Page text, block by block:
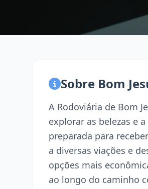
Sobre Bom
A Rodoviária de Bom
explorar as belezas e
preparada para
a diversas viações e
opções mais
ao longo do caminho